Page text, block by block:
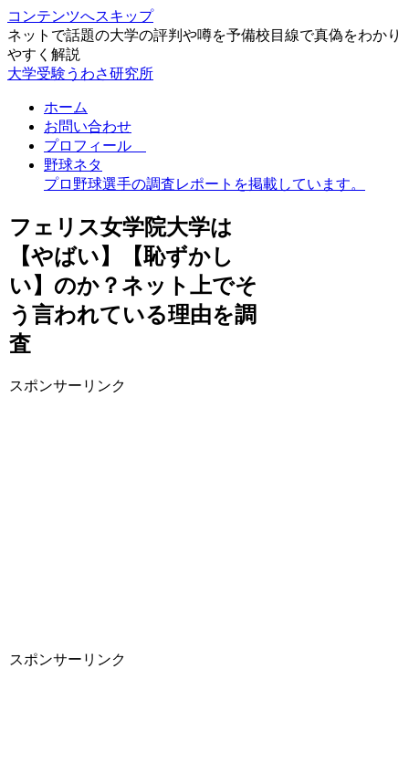
コンテンツへスキップ
ネットで話題の大学の評判や噂を予備校目線で真偽をわかり
やすく解説
大学受験うわさ研究所
ホーム
お問い合わせ
プロフィール
野球ネタ
プロ野球選手の調査レポートを掲載しています。
フェリス女学院大学は
【やばい】【恥ずかし
い】のか？ネット上でそ
う言われている理由を調
査
スポンサーリンク
スポンサーリンク